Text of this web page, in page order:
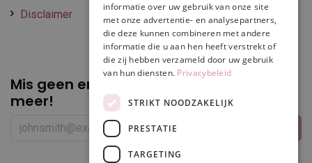
Disclaimer
Mis geen enkele
promotie of korting
meer!
informatie over uw gebruik van onze site
met onze advertentie- en analysepartners,
die deze kunnen combineren met andere
informatie die u aan hen heeft verstrekt of
die zij hebben verzameld door uw gebruik
van hun diensten. Privacybeleid
STRIKT NOODZAKELIJK
PRESTATIE
TARGETING